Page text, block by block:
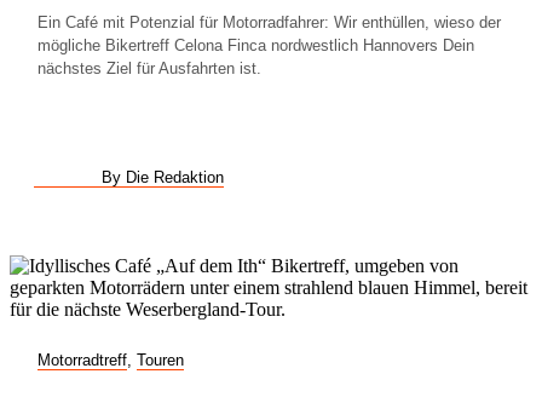
Ein Café mit Potenzial für Motorradfahrer: Wir enthüllen, wieso der
mögliche Bikertreff Celona Finca nordwestlich Hannovers Dein
nächstes Ziel für Ausfahrten ist.
By Die Redaktion
Motorradtreff Touren